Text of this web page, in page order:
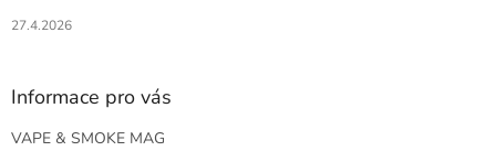
27.4.2026
Informace pro vás
VAPE & SMOKE MAG